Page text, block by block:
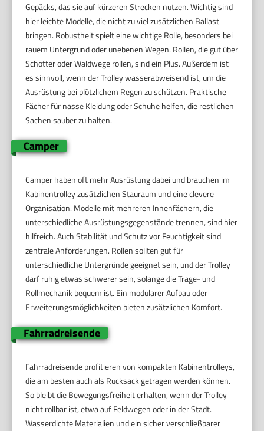
Gepäcks, das sie auf kürzeren Strecken nutzen. Wichtig sind
hier leichte Modelle, die nicht zu viel zusätzlichen Ballast
bringen. Robustheit spielt eine wichtige Rolle, besonders bei
rauem Untergrund oder unebenen Wegen. Rollen, die gut über
Schotter oder Waldwege rollen, sind ein Plus. Außerdem ist
es sinnvoll, wenn der Trolley wasserabweisend ist, um die
Ausrüstung bei plötzlichem Regen zu schützen. Praktische
Fächer für nasse Kleidung oder Schuhe helfen, die restlichen
Sachen sauber zu halten.
Camper
Camper haben oft mehr Ausrüstung dabei und brauchen im
Kabinentrolley zusätzlichen Stauraum und eine clevere
Organisation. Modelle mit mehreren Innenfächern, die
unterschiedliche Ausrüstungsgegenstände trennen, sind hier
hilfreich. Auch Stabilität und Schutz vor Feuchtigkeit sind
zentrale Anforderungen. Rollen sollten gut für
unterschiedliche Untergründe geeignet sein, und der Trolley
darf ruhig etwas schwerer sein, solange die Trage- und
Rollmechanik bequem ist. Ein modularer Aufbau oder
Erweiterungsmöglichkeiten bieten zusätzlichen Komfort.
Fahrradreisende
Fahrradreisende profitieren von kompakten Kabinentrolleys,
die am besten auch als Rucksack getragen werden können.
So bleibt die Bewegungsfreiheit erhalten, wenn der Trolley
nicht rollbar ist, etwa auf Feldwegen oder in der Stadt.
Wasserdichte Materialien und ein sicher verschließbarer